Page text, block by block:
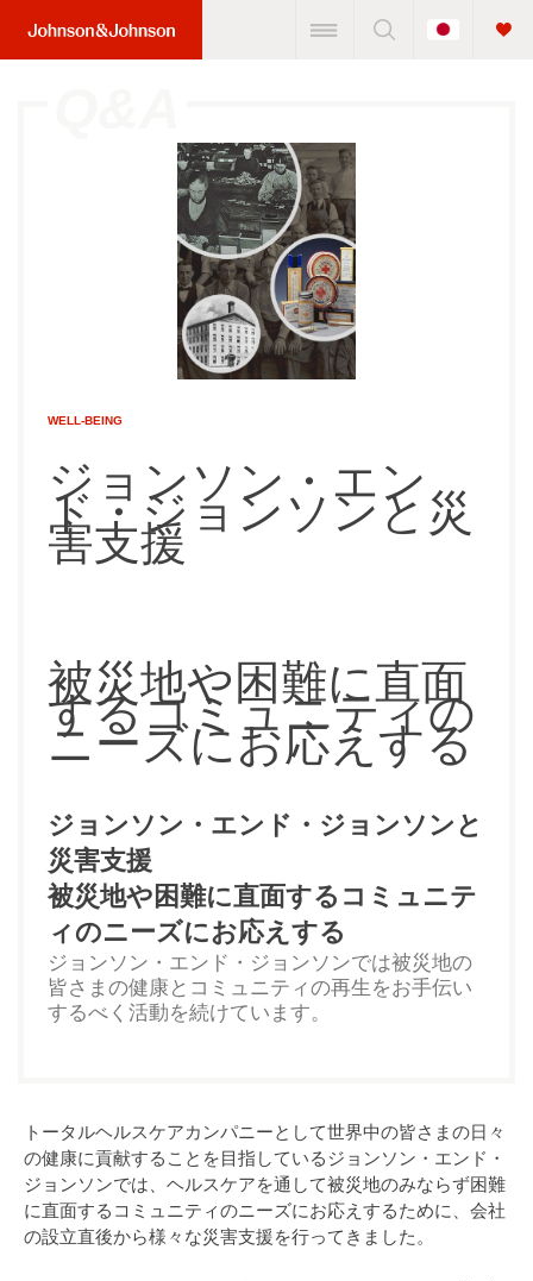
Change
Country
WELL-BEING
ジョンソン・エン
ド・ジョンソンと災
害支援
被災地や困難に直面
するコミュニティの
ニーズにお応えする
ジョンソン・エンド・ジョンソンと
災害支援
被災地や困難に直面するコミュニテ
ィのニーズにお応えする
ジョンソン・エンド・ジョンソンでは被災地の
皆さまの健康とコミュニティの再生をお手伝い
するべく活動を続けています。
トータルヘルスケアカンパニーとして世界中の皆さまの日々
の健康に貢献することを目指しているジョンソン・エンド・
ジョンソンでは、ヘルスケアを通して被災地のみならず困難
に直面するコミュニティのニーズにお応えするために、会社
の設立直後から様々な災害支援を行ってきました。